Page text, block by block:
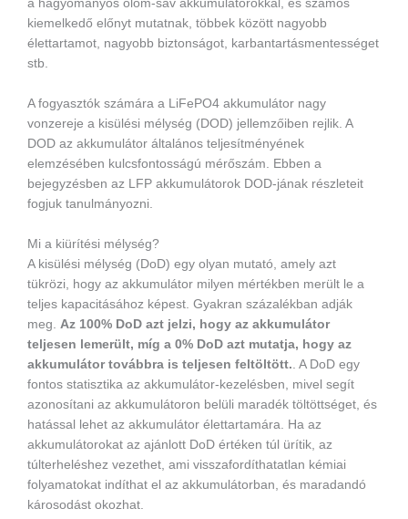
a hagyományos ólom-sav akkumulátorokkal, és számos
kiemelkedő előnyt mutatnak, többek között nagyobb
élettartamot, nagyobb biztonságot, karbantartásmentességet
stb.
A fogyasztók számára a LiFePO4 akkumulátor nagy
vonzereje a kisülési mélység (DOD) jellemzőiben rejlik. A
DOD az akkumulátor általános teljesítményének
elemzésében kulcsfontosságú mérőszám. Ebben a
bejegyzésben az LFP akkumulátorok DOD-jának részleteit
fogjuk tanulmányozni.
Mi a kiürítési mélység?
A kisülési mélység (DoD) egy olyan mutató, amely azt
tükrözi, hogy az akkumulátor milyen mértékben merült le a
teljes kapacitásához képest. Gyakran százalékban adják
meg. Az 100% DoD azt jelzi, hogy az akkumulátor
teljesen lemerült, míg a 0% DoD azt mutatja, hogy az
akkumulátor továbbra is teljesen feltöltött. . A DoD egy
fontos statisztika az akkumulátor-kezelésben, mivel segít
azonosítani az akkumulátoron belüli maradék töltöttséget, és
hatással lehet az akkumulátor élettartamára. Ha az
akkumulátorokat az ajánlott DoD értéken túl ürítik, az
túlterheléshez vezethet, ami visszafordíthatatlan kémiai
folyamatokat indíthat el az akkumulátorban, és maradandó
károsodást okozhat.